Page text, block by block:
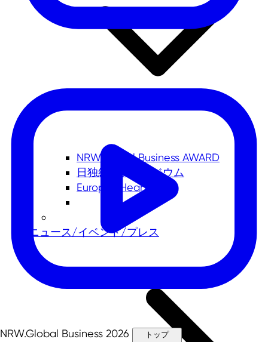
NRW.Global Business AWARD
日独経済シンポジウム
Europe's Heartbeat
ニュース/イベント/プレス
NRW.Global Business 2026 トップ